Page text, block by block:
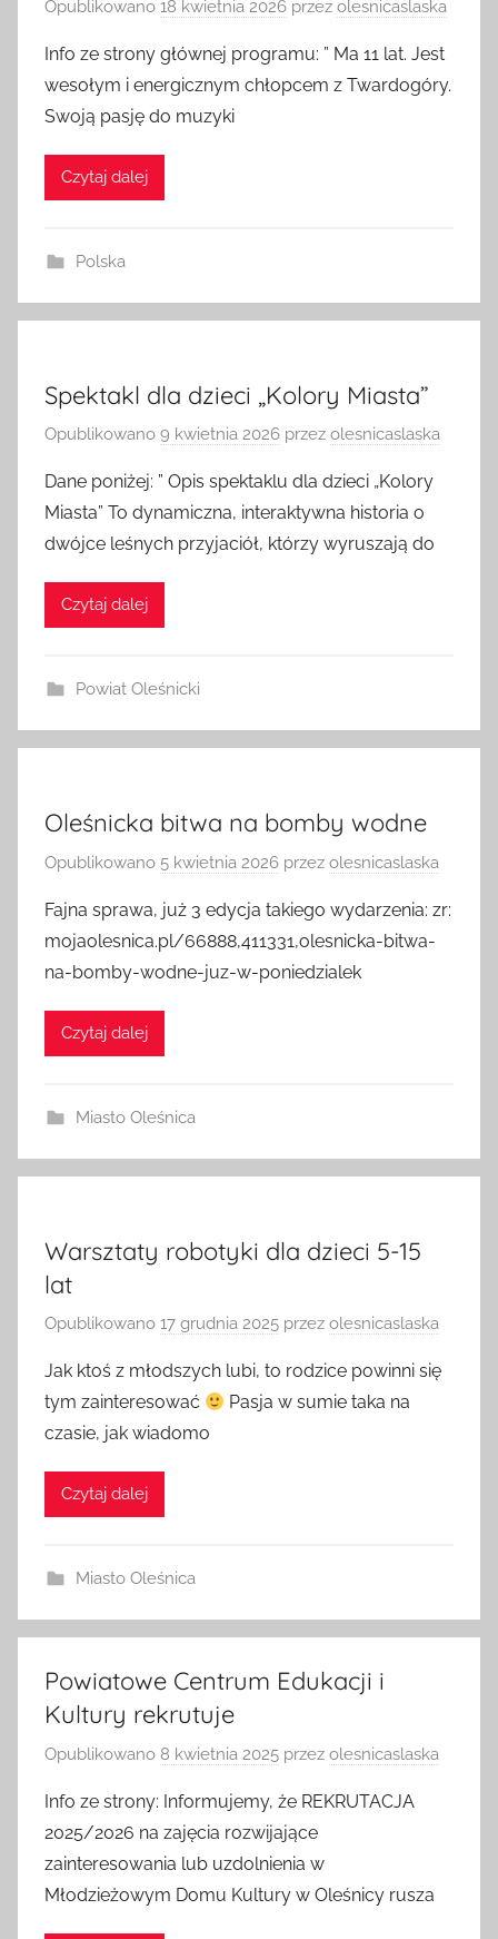
Opublikowano 18 kwietnia 2026 przez olesnicaslaska
Info ze strony głównej programu: ” Ma 11 lat. Jest
wesołym i energicznym chłopcem z Twardogóry.
Swoją pasję do muzyki
Czytaj dalej
Polska
Spektakl dla dzieci „Kolory Miasta”
Opublikowano 9 kwietnia 2026 przez olesnicaslaska
Dane poniżej: ” Opis spektaklu dla dzieci „Kolory
Miasta” To dynamiczna, interaktywna historia o
dwójce leśnych przyjaciół, którzy wyruszają do
Czytaj dalej
Powiat Oleśnicki
Oleśnicka bitwa na bomby wodne
Opublikowano 5 kwietnia 2026 przez olesnicaslaska
Fajna sprawa, już 3 edycja takiego wydarzenia: zr:
mojaolesnica.pl/66888,411331,olesnicka-bitwa-
na-bomby-wodne-juz-w-poniedzialek
Czytaj dalej
Miasto Oleśnica
Warsztaty robotyki dla dzieci 5-15
lat
Opublikowano 17 grudnia 2025 przez olesnicaslaska
Jak ktoś z młodszych lubi, to rodzice powinni się
tym zainteresować
Pasja w sumie taka na
czasie, jak wiadomo
Czytaj dalej
Miasto Oleśnica
Powiatowe Centrum Edukacji i
Kultury rekrutuje
Opublikowano 8 kwietnia 2025 przez olesnicaslaska
Info ze strony: Informujemy, że REKRUTACJA
2025/2026 na zajęcia rozwijające
zainteresowania lub uzdolnienia w
Młodzieżowym Domu Kultury w Oleśnicy rusza